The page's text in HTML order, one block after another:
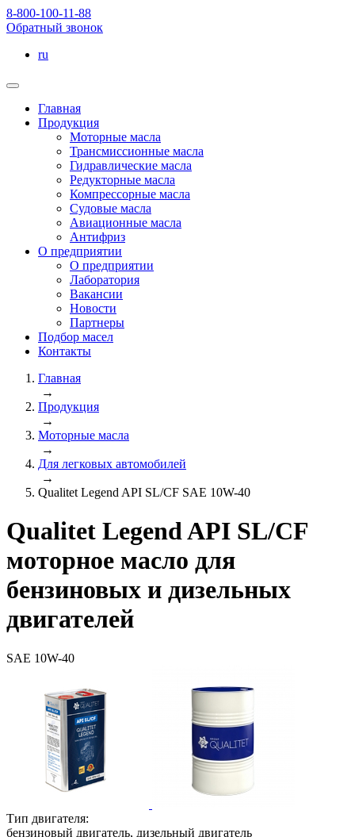
8-800-100-11-88
Обратный звонок
ru
Главная
Продукция
Моторные масла
Трансмиссионные масла
Гидравлические масла
Редукторные масла
Компрессорные масла
Судовые масла
Авиационные масла
Антифриз
О предприятии
О предприятии
Лаборатория
Вакансии
Новости
Партнеры
Подбор масел
Контакты
Главная
→
Продукция
→
Моторные масла
→
Для легковых автомобилей
→
Qualitet Legend API SL/CF SAE 10W-40
Qualitet Legend API SL/CF
моторное масло для
бензиновых и дизельных
двигателей
SAE 10W-40
Тип двигателя:
бензиновый двигатель, дизельный двигатель